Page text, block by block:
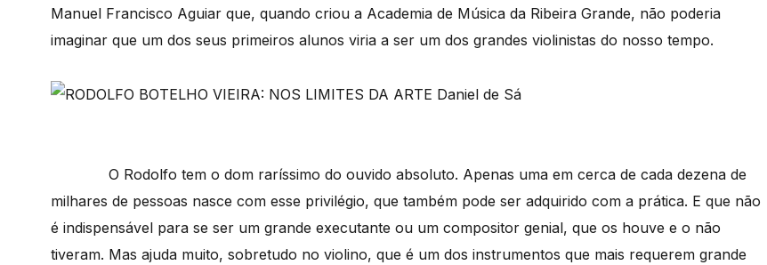
Manuel Francisco Aguiar que, quando criou a Academia de Música da Ribeira Grande, não poderia
imaginar que um dos seus primeiros alunos viria a ser um dos grandes violinistas do nosso tempo.
O Rodolfo tem o dom raríssimo do ouvido absoluto. Apenas uma em cerca de cada dezena de
milhares de pessoas nasce com esse privilégio, que também pode ser adquirido com a prática. E que não
é indispensável para se ser um grande executante ou um compositor genial, que os houve e o não
tiveram. Mas ajuda muito, sobretudo no violino, que é um dos instrumentos que mais requerem grande